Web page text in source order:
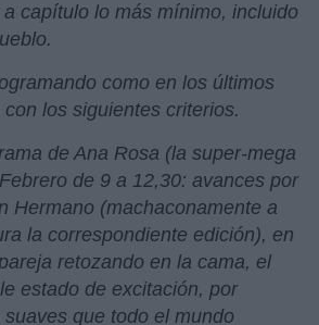
capítulo lo más mínimo, incluido
como en los últimos
los siguientes criterios.
de Ana Rosa (la super-mega
de 9 a 12,30: avances por
Hermano (machaconamente a
la correspondiente edición), en
retozando en la cama, el
estado de excitación, por
que todo el mundo